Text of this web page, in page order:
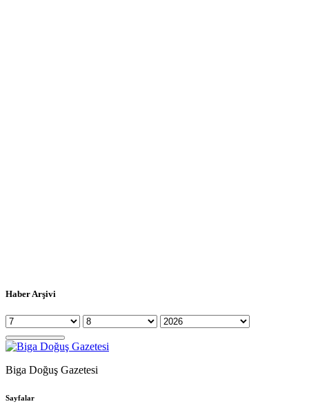
Haber Arşivi
Biga Doğuş Gazetesi
Sayfalar